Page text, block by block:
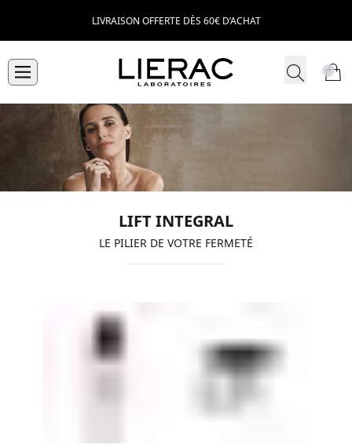
LIVRAISON OFFERTE DÈS 60€ D’ACHAT
LIFT INTEGRAL
LE PILIER DE VOTRE FERMETÉ